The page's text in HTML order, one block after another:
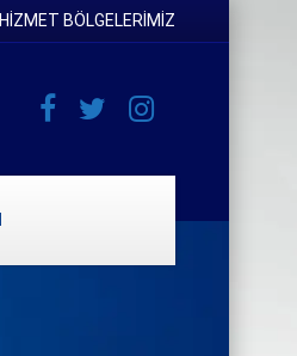
HİZMET BÖLGELERİMİZ